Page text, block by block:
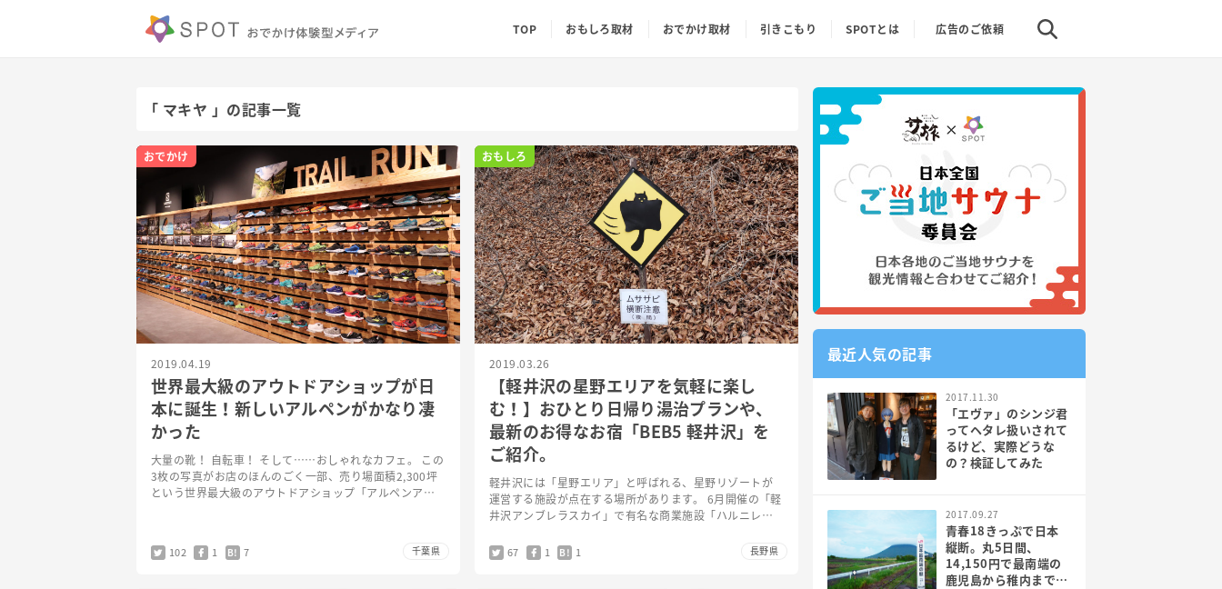
TOP おもしろ取材 おでかけ取材 引きこもり SPOTとは 広告のご依頼
「 マキヤ 」の記事一覧
おでかけ
2019.04.19
世界最大級のアウトドアショップが日
本に誕生！新しいアルペンがかなり凄
かった
大量の靴！ 自転車！ そして……おしゃれなカフェ。 この
3枚の写真がお店のほんのごく一部、売り場面積2,300坪
という世界最大級のアウトドアショップ「アルペンアウ
102 1 B! 7 千葉県
おもしろ
2019.03.26
【軽井沢の星野エリアを気軽に楽し
む！】おひとり日帰り湯治プランや、
最新のお得なお宿「BEB5 軽井沢」を
ご紹介。
軽井沢には「星野エリア」と呼ばれる、星野リゾートが
運営する施設が点在する場所があります。 6月開催の「軽
井沢アンブレラスカイ」で有名な商業施設「ハルニレテ
と伝統ある「軽井…
67 1 B! 1 長野県
最近人気の記事
2017.11.30
「エヴァ」のシンジ君
ってヘタレ扱いされて
るけど、実際どうな
の？検証してみた
2017.09.27
青春18きっぷで日本
縦断。丸5日間、
14,150円で最南端の
鹿児島から稚内まで行